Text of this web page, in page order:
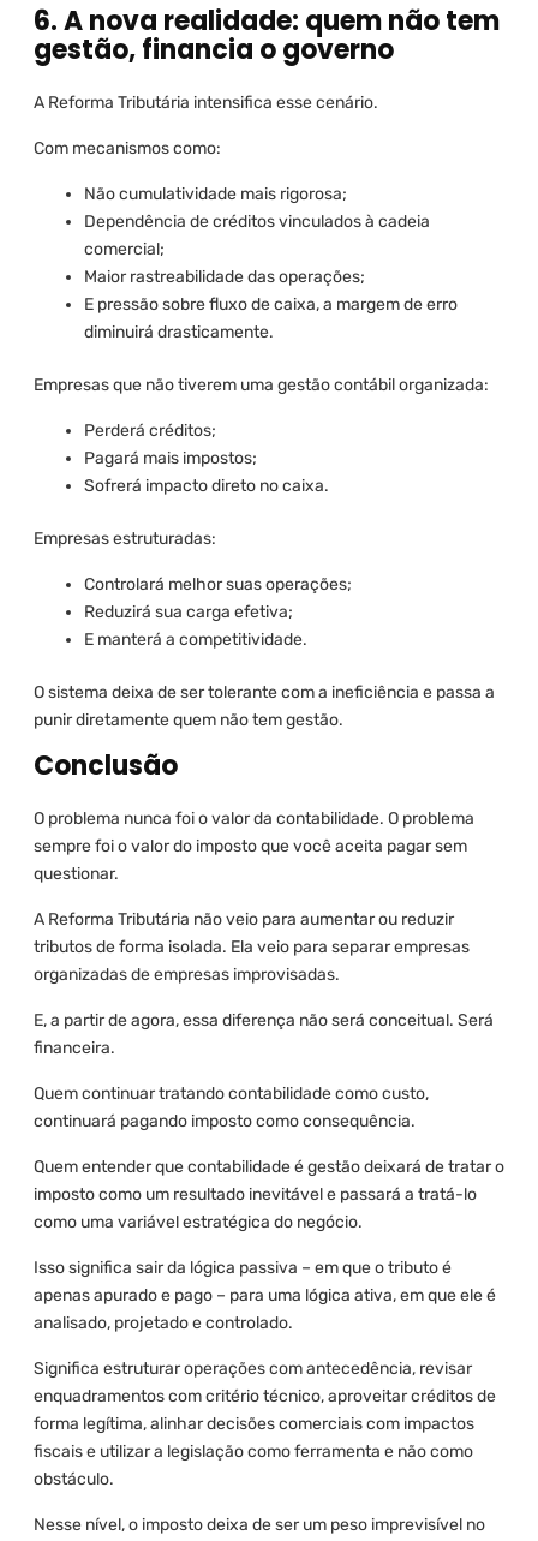
6. A nova realidade: quem não tem
gestão, financia o governo
A Reforma Tributária intensifica esse cenário.
Com mecanismos como:
Não cumulatividade mais rigorosa;
Dependência de créditos vinculados à cadeia
comercial;
Maior rastreabilidade das operações;
E pressão sobre fluxo de caixa, a margem de erro
diminuirá drasticamente.
Empresas que não tiverem uma gestão contábil organizada:
Perderá créditos;
Pagará mais impostos;
Sofrerá impacto direto no caixa.
Empresas estruturadas:
Controlará melhor suas operações;
Reduzirá sua carga efetiva;
E manterá a competitividade.
O sistema deixa de ser tolerante com a ineficiência e passa a
punir diretamente quem não tem gestão.
Conclusão
O problema nunca foi o valor da contabilidade. O problema
sempre foi o valor do imposto que você aceita pagar sem
questionar.
A Reforma Tributária não veio para aumentar ou reduzir
tributos de forma isolada. Ela veio para separar empresas
organizadas de empresas improvisadas.
E, a partir de agora, essa diferença não será conceitual. Será
financeira.
Quem continuar tratando contabilidade como custo,
continuará pagando imposto como consequência.
Quem entender que contabilidade é gestão deixará de tratar o
imposto como um resultado inevitável e passará a tratá-lo
como uma variável estratégica do negócio.
Isso significa sair da lógica passiva – em que o tributo é
apenas apurado e pago – para uma lógica ativa, em que ele é
analisado, projetado e controlado.
Significa estruturar operações com antecedência, revisar
enquadramentos com critério técnico, aproveitar créditos de
forma legítima, alinhar decisões comerciais com impactos
fiscais e utilizar a legislação como ferramenta e não como
obstáculo.
Nesse nível, o imposto deixa de ser um peso imprevisível no